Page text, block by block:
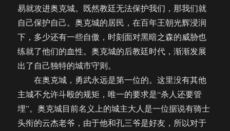
易就攻进奥克城。既然教廷无法保护我们，那我们就
自己保护自己。奥克城的居民，在百年王朝光辉浸润
下，多少还有一些自傲，时刻面对黑暗之森的威胁也
练就了他们的血性。奥克城的后教廷时代，渐渐发展
出了自己独特的城市守则。
在奥克城，勇武永远是第一位的。这里没有其他
主城不允许斗殴的规矩，唯一的要求是“杀人还要管
埋”。奥克城目前名义上的城主大人是一位据说有骑士
头衔的云杰老爷，由于他和孔三爷是好友，所以对于